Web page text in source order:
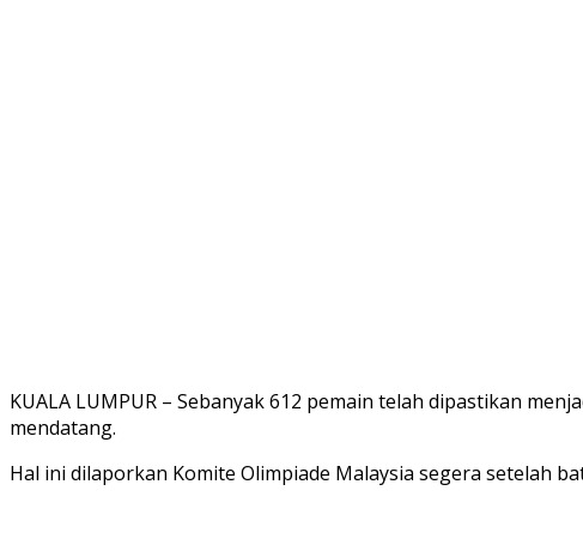
KUALA LUMPUR – Sebanyak 612 pemain telah dipastikan
mendatang.
Hal ini dilaporkan Komite Olimpiade Malaysia segera setelah